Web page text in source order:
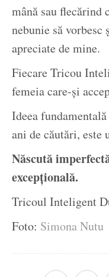
mână sau flecărind
nebunie să vorbesc
apreciate de mine.
Fiecare Tricou
femeia care-și
Ideea
ani de căutări, este
Născută
excepțională.
Tricoul Inteligent
Foto: Simona Nutu